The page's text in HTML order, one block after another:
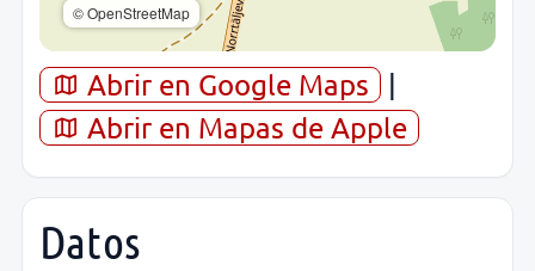
© OpenStreetMap
Abrir en Google Maps
|
Abrir en Mapas de Apple
Datos